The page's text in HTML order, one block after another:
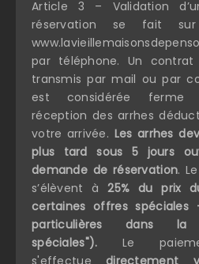
Article 3 – Validation
réservation se fait
par téléphone. Un
transmis par mail ou par
est considérée ferme
réception des arrhes
votre arrivée. Les arrhes
plus tard sous 5 jours
demande de réservation.
s’élèvent à25% du prix
certaines offres
particulières dans la
spéciales"). Le
s'effectuedirectement